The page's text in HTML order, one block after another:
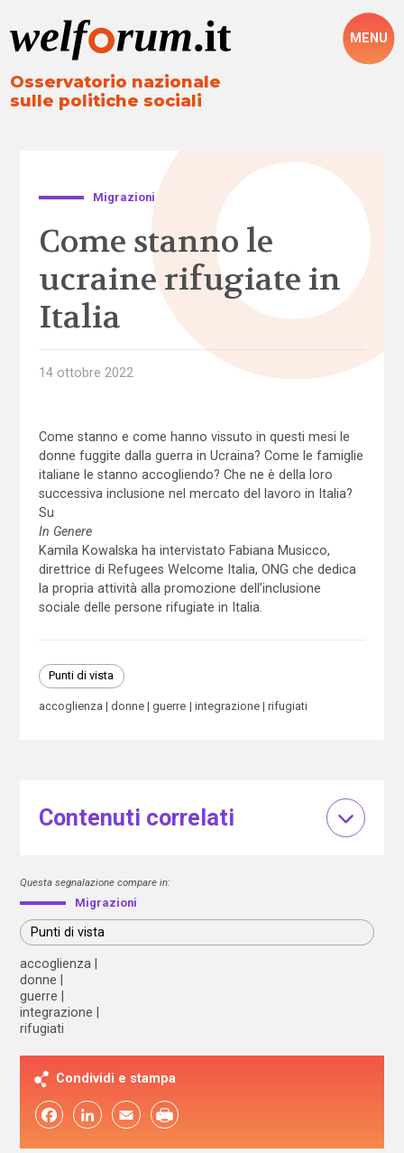
Osservatorio nazionale
sulle politiche sociali
MENU
Migrazioni
Come stanno le
ucraine rifugiate in
Italia
14 ottobre 2022
Come stanno e come hanno vissuto in questi mesi le
donne fuggite dalla guerra in Ucraina? Come le famiglie
italiane le stanno accogliendo? Che ne è della loro
successiva inclusione nel mercato del lavoro in Italia?
Su
In Genere
Kamila Kowalska ha intervistato Fabiana Musicco,
direttrice di Refugees Welcome Italia, ONG che dedica
la propria attività alla promozione dell’inclusione
sociale delle persone rifugiate in Italia.
Punti di vista
accoglienza donne guerre integrazione rifugiati
Contenuti correlati
Questa segnalazione compare in:
Migrazioni
Punti di vista
accoglienza
donne
guerre
integrazione
rifugiati
Condividi e stampa
FacebookLinkedIn Email